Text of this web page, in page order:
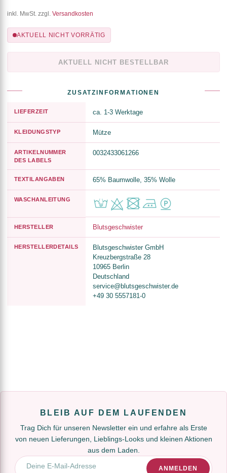
inkl. MwSt. zzgl. Versandkosten
AKTUELL NICHT VORRÄTIG
AKTUELL NICHT BESTELLBAR
ZUSATZINFORMATIONEN
LIEFERZEIT ca. 1-3 Werktage
KLEIDUNGSTYP Mütze
ARTIKELNUMMER
DES LABELS
0032433061266
TEXTILANGABEN 65% Baumwolle, 35% Wolle
WASCHANLEITUNG
HERSTELLER Blutsgeschwister
HERSTELLERDETAILS
Blutsgeschwister GmbH
Kreuzbergstraße 28
10965 Berlin
Deutschland
service@blutsgeschwister.de
+49 30 5557181-0
BLEIB AUF DEM LAUFENDEN
Trag Dich für unseren Newsletter ein und erfahre als Erste
von neuen Lieferungen, Lieblings-Looks und kleinen Aktionen
aus dem Laden.
E-Mail-Adresse
ANMELDEN